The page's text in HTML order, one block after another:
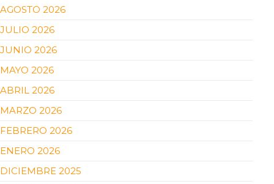
AGOSTO 2026
JULIO 2026
JUNIO 2026
MAYO 2026
ABRIL 2026
MARZO 2026
FEBRERO 2026
ENERO 2026
DICIEMBRE 2025